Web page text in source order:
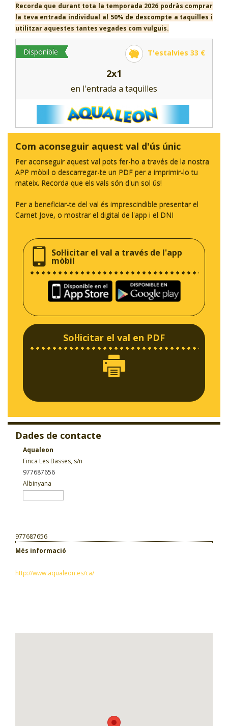
Recorda que durant tota la temporada 2026 podràs comprar
la teva entrada individual al 50% de descompte a taquilles i
utilitzar aquestes tantes vegades com vulguis.
Disponible T'estalvies 33 €
2x1
en l'entrada a taquilles
Com aconseguir aquest val d'ús únic
Per aconseguir aquest val pots fer-ho a través de la nostra
APP mòbil o descarregar-te un PDF per a imprimir-lo tu
mateix. Recorda que els vals són d'un sol ús!
Per a beneficiar-te del val és imprescindible presentar el
Carnet Jove, o mostrar el digital de l'app i el DNI
Sol·licitar el val a través de l'app
mòbil
Sol·licitar el val en PDF
Dades de contacte
Aqualeon
Finca Les Basses, s/n
977687656
Albinyana
977687656
Més informació
http://www.aqualeon.es/ca/